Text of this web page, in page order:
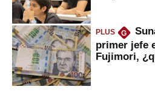
PLUS G
primer jefe
Fujimori,